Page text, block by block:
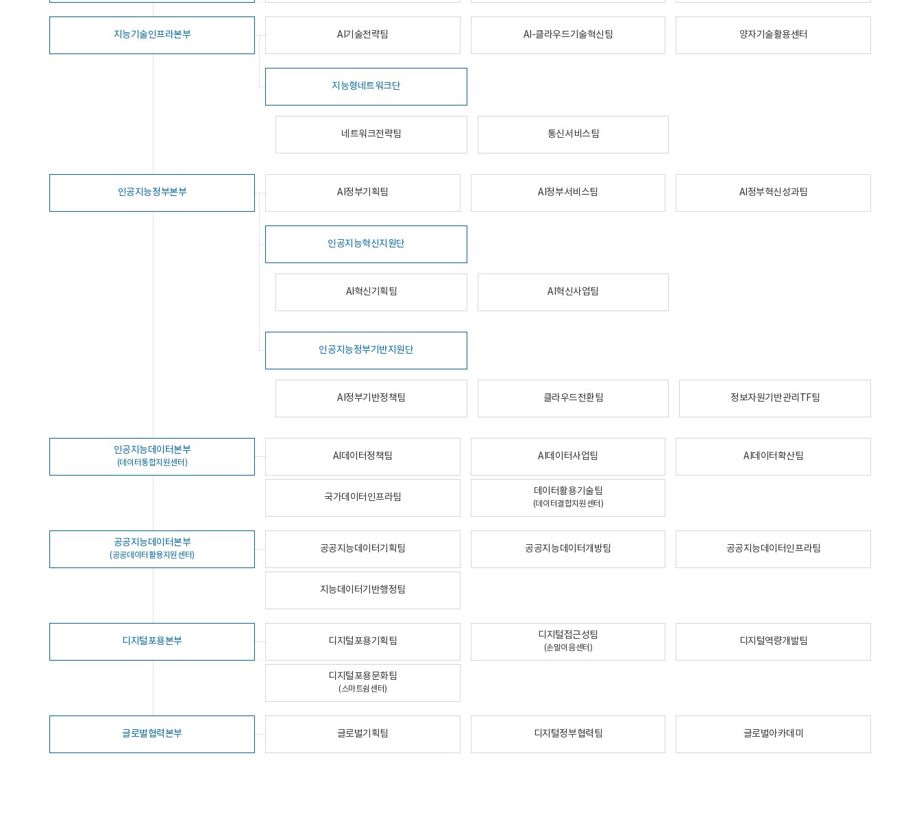
지능기술인프라본부 AI기술전략팀 AI-클라우드기술혁신팀 양자기술활용센터
지능형네트워크단
네트워크전략팀 통신서비스팀
인공지능정부본부 AI정부기획팀 AI정부서비스팀 AI정부혁신성과팀
인공지능혁신지원단
AI혁신기획팀 AI혁신사업팀
인공지능정부기반지원단
AI정부기반정책팀 클라우드전환팀 정보자원기반관리TF팀
인공지능데이터본부
(데이터통합지원센터)
AI데이터정책팀 AI데이터사업팀 AI데이터확산팀
국가데이터인프라팀
데이터활용기술팀
(데이터결합지원센터)
공공지능데이터본부
(공공데이터활용지원센터)
공공지능데이터기획팀 공공지능데이터개방팀 공공지능데이터인프라팀
지능데이터기반행정팀
디지털포용본부 디지털포용기획팀
디지털접근성팀
(손말이음센터)
디지털역량개발팀
디지털포용문화팀
(스마트쉼센터)
글로벌협력본부 글로벌기획팀 디지털정부협력팀 글로벌아카데미